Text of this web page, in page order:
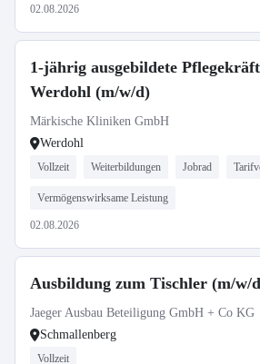
02.08.2026
1-jährig ausgebildete
Werdohl (m/w/d)
Märkische Kliniken GmbH
Werdohl
Vollzeit Weiterbildungen Jobrad
Vermögenswirksame Leistung
02.08.2026
Ausbildung zum Tischler (m/w/
Jaeger Ausbau Beteiligung GmbH + Co KG
Schmallenberg
Vollzeit